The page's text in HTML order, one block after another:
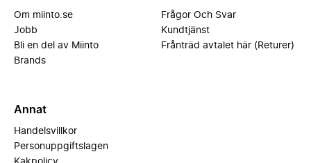
Om miinto.se
Jobb
Bli en del av Miinto
Brands
Frågor Och Svar
Kundtjänst
Frånträd avtalet här (Returer)
Annat
Handelsvillkor
Personuppgiftslagen